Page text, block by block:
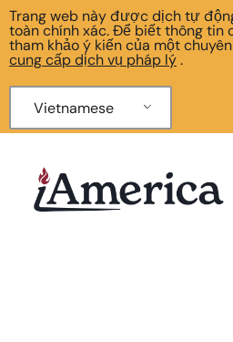
Trang web này được dịch tự
toàn chính xác. Để biết thông tin
tham khảo ý kiến của một
cung cấp dịch vụ pháp lý.
Vietnamese